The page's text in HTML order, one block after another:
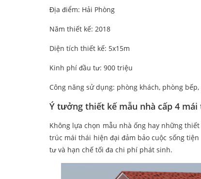
Địa điểm: Hải Phòng
Năm thiết kế: 2018
Diện tích thiết kế: 5x15m
Kinh phí đầu tư: 900 triệu
Công năng sử dụng: phòng khách, phòng
Ý tưởng thiết kế mẫu nhà cấp 4 mái
Không lựa chọn mẫu nhà ống hay những
trúc mái thái hiện đại đảm bảo cuộc sống
tư và hạn chế tối đa chi phí phát sinh.